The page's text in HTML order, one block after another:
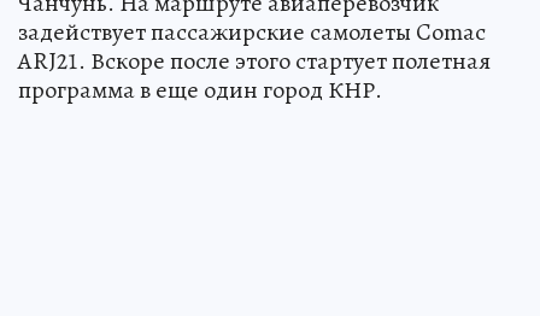
задействует пассажирские самолеты Comac
ARJ21. Вскоре после этого стартует полетная
программа в еще один город КНР.